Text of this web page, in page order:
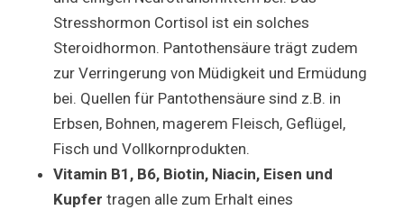
Stresshormon Cortisol ist ein solches
Steroidhormon. Pantothensäure trägt zudem
zur Verringerung von Müdigkeit und Ermüdung
bei. Quellen für Pantothensäure sind z.B. in
Erbsen, Bohnen, magerem Fleisch, Geflügel,
Fisch und Vollkornprodukten.
Vitamin B1, B6, Biotin, Niacin, Eisen und
Kupfer tragen alle zum Erhalt eines